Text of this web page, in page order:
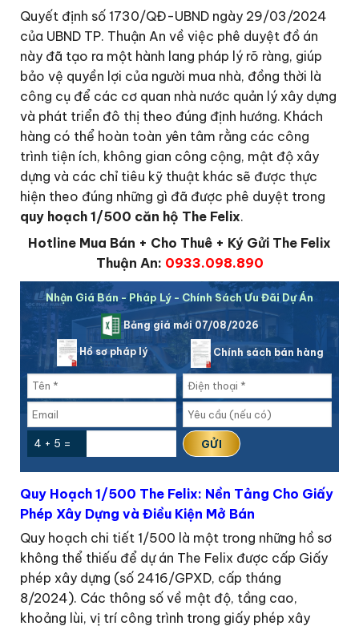
Quyết định số 1730/QĐ-UBND ngày 29/03/2024
của UBND TP. Thuận An về việc phê duyệt đồ án
này đã tạo ra một hành lang pháp lý rõ ràng, giúp
bảo vệ quyền lợi của người mua nhà, đồng thời là
công cụ để các cơ quan nhà nước quản lý xây dựng
và phát triển đô thị theo đúng định hướng. Khách
hàng có thể hoàn toàn yên tâm rằng các công
trình tiện ích, không gian công cộng, mật độ xây
dựng và các chỉ tiêu kỹ thuật khác sẽ được thực
hiện theo đúng những gì đã được phê duyệt trong
quy hoạch 1/500 căn hộ The Felix.
Hotline Mua Bán + Cho Thuê + Ký Gửi The Felix
Thuận An: 0933.098.890
Nhận Giá Bán - Pháp Lý - Chính Sách Ưu Đãi Dự Án
Bảng giá mới 07/08/2026
Hồ sơ pháp lý Chính sách bán hàng
4 + 5 =
Quy Hoạch 1/500 The Felix: Nền Tảng Cho Giấy
Phép Xây Dựng và Điều Kiện Mở Bán
Quy hoạch chi tiết 1/500 là một trong những hồ sơ
không thể thiếu để dự án The Felix được cấp Giấy
phép xây dựng (số 2416/GPXD, cấp tháng
8/2024). Các thông số về mật độ, tầng cao,
khoảng lùi, vị trí công trình trong giấy phép xây